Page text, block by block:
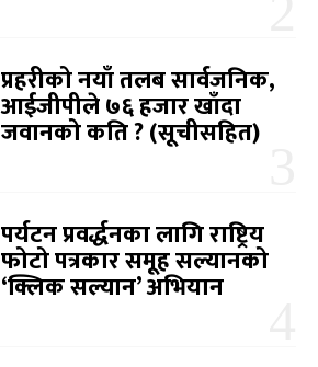
प्रहरीको नयाँ तलब सार्वजनिक,
आईजीपीले ७६ हजार खाँदा
जवानको कति ? (सूचीसहित)
पर्यटन प्रवर्द्धनका लागि राष्ट्रिय
फोटो पत्रकार समूह सल्यानको
‘क्लिक सल्यान’ अभियान